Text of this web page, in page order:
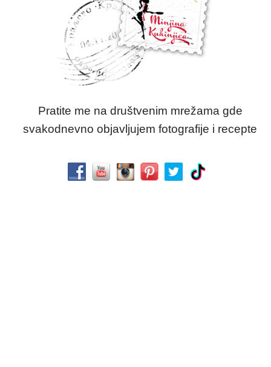
Pratite me na društvenim mrežama gde
svakodnevno objavljujem fotografije i recepte